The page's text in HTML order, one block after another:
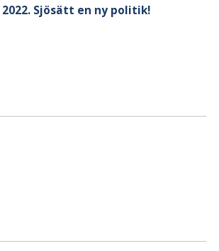
Sjösätt en ny politik!